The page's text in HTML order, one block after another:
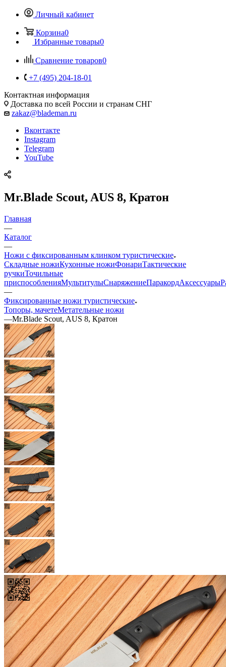
Личный кабинет
Корзина0
Избранные товары0
Сравнение товаров0
+7 (495) 204-18-01
Контактная информация
Доставка по всей России и странам СНГ
zakaz@blademan.ru
Вконтакте
Instagram
Telegram
YouTube
Mr.Blade Scout, AUS 8, Кратон
Главная
—
Каталог
—
Ножи с фиксированным клинком туристические
Складные ножиКухонные ножиФонариТактические
ручкиТочильные
приспособленияМультитулыСнаряжениеПаракордАксессуары
—
Фиксированные ножи туристические
Топоры, мачетеМетательные ножи
—Mr.Blade Scout, AUS 8, Кратон